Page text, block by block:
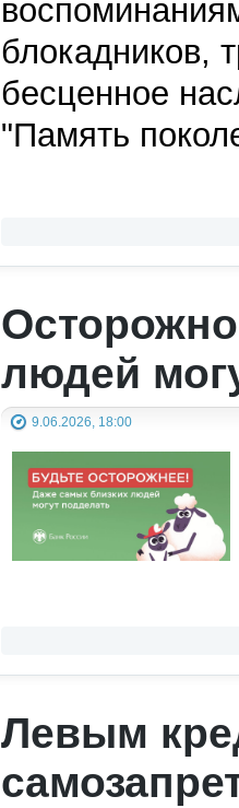
блокадников,
бесценное
"Память
людей
9.06.2026, 18:00
Левым